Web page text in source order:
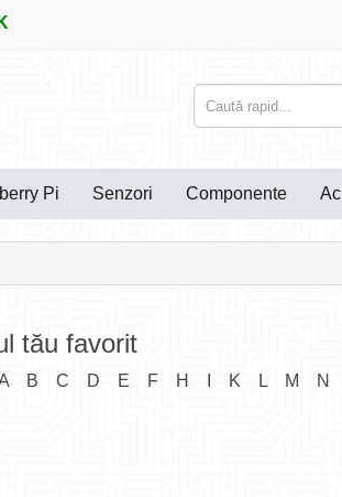
Pi Senzori Componente
tău favorit
B C D E F H K L M N